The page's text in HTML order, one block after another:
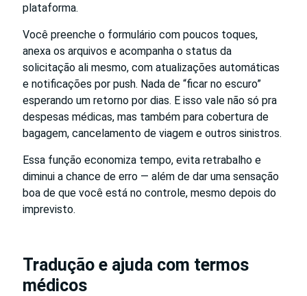
plataforma.
Você preenche o formulário com poucos toques,
anexa os arquivos e acompanha o status da
solicitação ali mesmo, com atualizações automáticas
e notificações por push. Nada de “ficar no escuro”
esperando um retorno por dias. E isso vale não só pra
despesas médicas, mas também para cobertura de
bagagem, cancelamento de viagem e outros sinistros.
Essa função economiza tempo, evita retrabalho e
diminui a chance de erro — além de dar uma sensação
boa de que você está no controle, mesmo depois do
imprevisto.
Tradução e ajuda com termos
médicos